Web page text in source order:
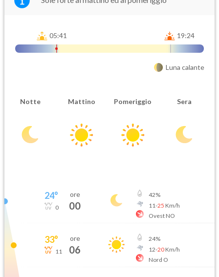
05:41 19:24
Luna calante
Notte Mattino Pomeriggio Sera
24°
0
ore
00
42%
11-25 Km/h
Ovest NO
33°
11
ore
06
24%
12-20Km/h
Nord O